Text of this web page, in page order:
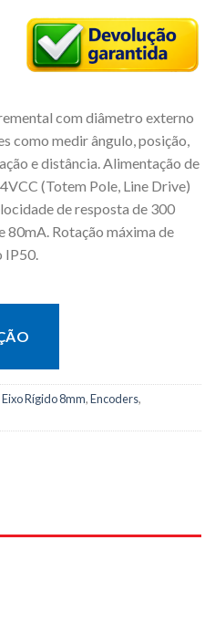
com diâmetro externo
como medir ângulo, posição,
e distância. Alimentação de
(Totem Pole, Line Drive)
de resposta de 300
80mA. Rotação máxima de
IP50.
Eixo Rígido 8mm,Encoders,